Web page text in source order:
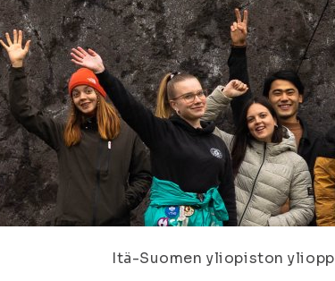
Itä-Suomen yliopiston